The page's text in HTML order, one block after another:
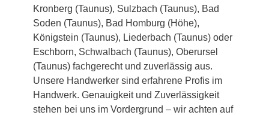
Kronberg (Taunus), Sulzbach (Taunus), Bad
Soden (Taunus), Bad Homburg (Höhe),
Königstein (Taunus), Liederbach (Taunus) oder
Eschborn, Schwalbach (Taunus), Oberursel
(Taunus) fachgerecht und zuverlässig aus.
Unsere Handwerker sind erfahrene Profis im
Handwerk. Genauigkeit und Zuverlässigkeit
stehen bei uns im Vordergrund – wir achten auf